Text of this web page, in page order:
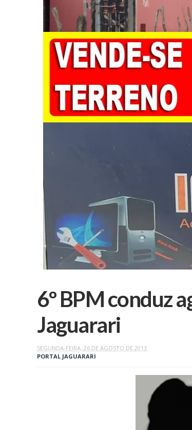
6º BPM conduz
Jaguarari
SEGUNDA-FEIRA, 26 DE AGOSTO DE 2013
PORTAL JAGUARARI